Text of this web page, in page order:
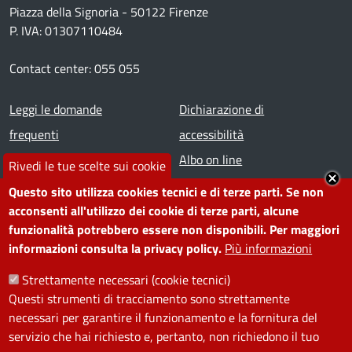
Rivedi le tue scelte sui cookie
Questo sito utilizza cookies tecnici e di terze parti. Se non
acconsenti all'utilizzo dei cookie di terze parti, alcune
funzionalità potrebbero essere non disponibili. Per maggiori
informazioni consulta la privacy policy. Più informazioni
Strettamente necessari (cookie tecnici)
Questi strumenti di tracciamento sono strettamente
necessari per garantire il funzionamento e la fornitura del
servizio che hai richiesto e, pertanto, non richiedono il tuo
Piazza della Signoria - 50122 Firenze
P. IVA: 01307110484
Contact center: 055 055
Footer menu
Leggi le domande
frequenti
Prenota appuntamento
Segnala disservizio
Amministrazione
trasparente
Note legali
Dichiarazione di
accessibilità
Albo on line
Redazione web
Piano di miglioramento dei
servizi
Contatti
SEGUICI SU
Facebook
Instagram
YouTube
Telegram
WhatsApp
TwitterLinkedin